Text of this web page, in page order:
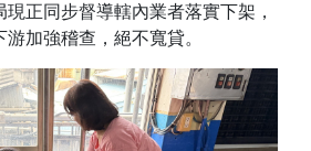
正同步督導轄內業者落實下架，
加強稽查，絕不寬貸。